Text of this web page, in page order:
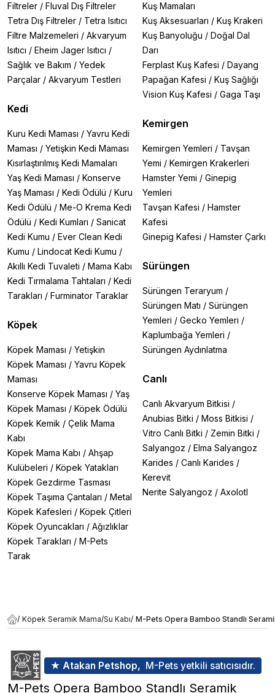
Filtreler / Fluval Dış Filtreler
Tetra Dış Filtreler / Tetra Isıtıcı
Filtre Malzemeleri / Akvaryum
Isıtıcı / Eheim Jager Isıtıcı /
Sağlık ve Bakım / Yedek
Parçalar / Akvaryum Testleri
Kedi
Kuru Kedi Maması / Yavru Kedi
Maması / Yetişkin Kedi Maması
Kısırlaştırılmış Kedi Mamaları
Yaş Kedi Maması / Konserve
Yaş Maması / Kedi Ödülü / Kuru
Kedi Ödülü / Me-O Krema Kedi
Ödülü / Kedi Kumları / Sanicat
Kedi Kumu / Ever Clean Kedi
Kumu / Lindocat Kedi Kumu /
Akıllı Kedi Tuvaleti / Mama Kabı
Kedi Tırmalama Tahtaları / Kedi
Tarakları / Furminator Taraklar
Köpek
Köpek Maması / Yetişkin
Köpek Maması / Yavru Köpek
Maması
Konserve Köpek Maması / Yaş
Köpek Maması / Köpek Ödülü
Köpek Kemik / Çelik Mama
Kabı
Köpek Mama Kabı / Ahşap
Kulübeleri / Köpek Yatakları
Köpek Gezdirme Tasması
Köpek Taşıma Çantaları / Metal
Köpek Kafesleri / Köpek Çitleri
Köpek Oyuncakları / Ağızlıklar
Köpek Tarakları / M-Pets
Tarak
Kuş Mamaları
Kuş Aksesuarları / Kuş Krakeri
Kuş Banyoluğu / Doğal Dal
Darı
Ferplast Kuş Kafesi / Dayang
Papağan Kafesi / Kuş Sağlığı
Vision Kuş Kafesi / Gaga Taşı
Kemirgen
Kemirgen Yemleri / Tavşan
Yemi / Kemirgen Krakerleri
Hamster Yemi / Ginepig
Yemleri
Tavşan Kafesi / Hamster
Kafesi
Ginepig Kafesi / Hamster Çarkı
Sürüngen
Sürüngen Teraryum /
Sürüngen Matı / Sürüngen
Yemleri / Gecko Yemleri /
Kaplumbağa Yemleri /
Sürüngen Aydınlatma
Canlı
Canlı Akvaryum Bitkisi /
Anubias Bitki / Moss Bitkisi /
Vitro Canlı Bitki / Zemin Bitki /
Salyangoz / Elma Salyangoz
Karides / Canlı Karides /
Kerevit
Nerite Salyangoz / Axolotl
/ Köpek Seramik Mama/Su Kabı/ M-Pets Opera Bamboo Standlı
★ Atakan Petshop, M-Pets yetkili satıcısıdır.
M-Pets Opera Bamboo Standlı Seramik